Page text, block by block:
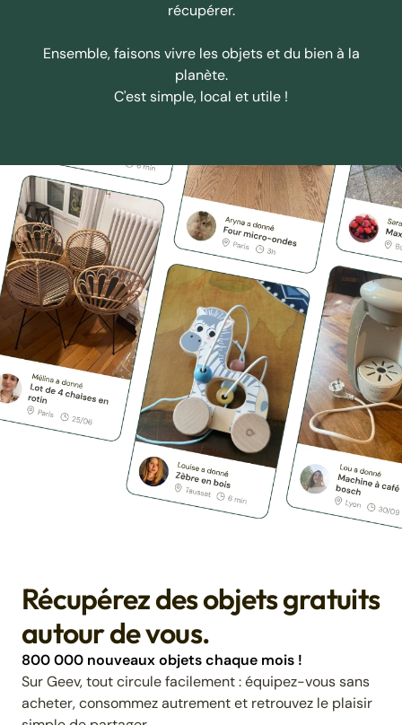
récupérer.
Ensemble, faisons vivre les objets et du bien à la
planète.
C'est simple, local et utile !
Récupérez des objets gratuits
autour de vous.
800 000 nouveaux objets chaque mois !
Sur Geev, tout circule facilement : équipez-vous sans
acheter, consommez autrement et retrouvez le plaisir